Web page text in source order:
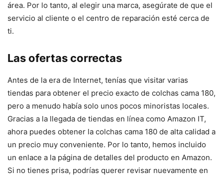
área. Por lo tanto, al elegir una marca, asegúrate de que el
servicio al cliente o el centro de reparación esté cerca de
ti.
Las ofertas correctas
Antes de la era de Internet, tenías que visitar varias
tiendas para obtener el precio exacto de colchas cama 180,
pero a menudo había solo unos pocos minoristas locales.
Gracias a la llegada de tiendas en línea como Amazon IT,
ahora puedes obtener la colchas cama 180 de alta calidad a
un precio muy conveniente. Por lo tanto, hemos incluido
un enlace a la página de detalles del producto en Amazon.
Si no tienes prisa, podrías querer revisar nuevamente en